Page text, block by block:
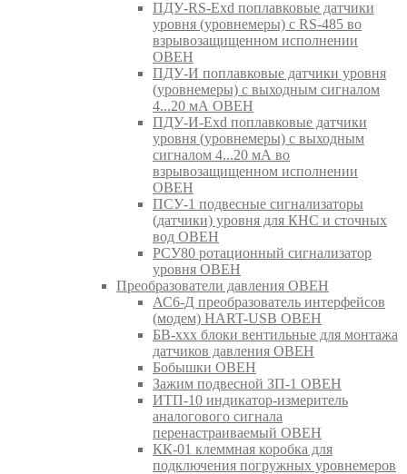
ПДУ-RS-Exd поплавковые датчики
уровня (уровнемеры) с RS-485 во
взрывозащищенном исполнении
ОВЕН
ПДУ-И поплавковые датчики уровня
(уровнемеры) с выходным сигналом
4...20 мА ОВЕН
ПДУ-И-Exd поплавковые датчики
уровня (уровнемеры) с выходным
сигналом 4...20 мА во
взрывозащищенном исполнении
ОВЕН
ПСУ-1 подвесные сигнализаторы
(датчики) уровня для КНС и сточных
вод ОВЕН
РСУ80 ротационный сигнализатор
уровня ОВЕН
Преобразователи давления ОВЕН
АС6-Д преобразователь интерфейсов
(модем) HART-USB ОВЕН
БВ-ххх блоки вентильные для монтажа
датчиков давления ОВЕН
Бобышки ОВЕН
Зажим подвесной ЗП-1 ОВЕН
ИТП-10 индикатор-измеритель
аналогового сигнала
перенастраиваемый ОВЕН
КК-01 клеммная коробка для
подключения погружных уровнемеров